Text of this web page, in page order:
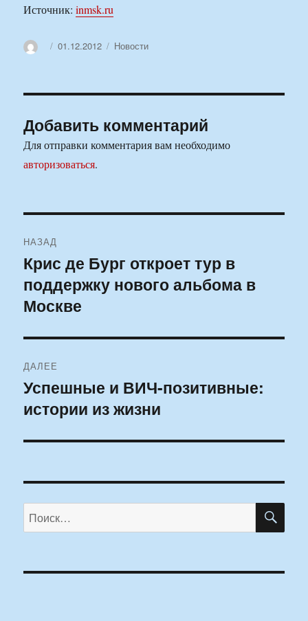
Источник:inmsk.ru
АвторОпубликовано
01.12.2012 Рубрики
Новости
Добавить комментарий
Для отправки комментария вам необходимо
авторизоваться.
по
записям
НАЗАД
Предыдущая
запись:
Крис де Бург откроет тур в
поддержку нового альбома в
Москве
ДАЛЕЕ
Следующая
запись:
Успешные и ВИЧ-позитивные:
истории из жизни
Искать: